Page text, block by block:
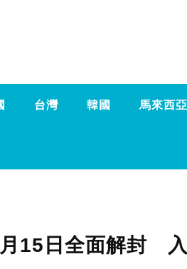
台灣 韓國 馬來西亞
月15日全面解封